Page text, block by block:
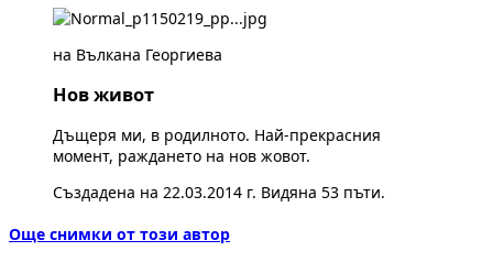
на Вълкана Георгиева
Нов живот
Дъщеря ми, в родилното. Най-прекрасния
момент, раждането на нов жовот.
Създадена на 22.03.2014 г. Видяна 53 пъти.
Още снимки от този автор